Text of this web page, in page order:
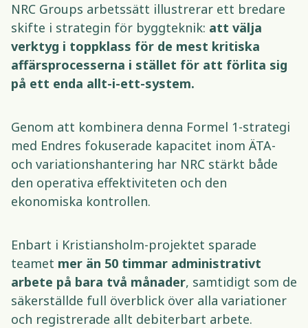
NRC Groups arbetssätt illustrerar ett bredare
skifte i strategin för byggteknik: att välja
verktyg i toppklass för de mest kritiska
affärsprocesserna i stället för att förlita sig
på ett enda allt-i-ett-system.
Genom att kombinera denna Formel 1-strategi
med Endres fokuserade kapacitet inom ÄTA-
och variationshantering har NRC stärkt både
den operativa effektiviteten och den
ekonomiska kontrollen.
Enbart i Kristiansholm-projektet sparade
teamet mer än 50 timmar administrativt
arbete på bara två månader, samtidigt som de
säkerställde full överblick över alla variationer
och registrerade allt debiterbart arbete.